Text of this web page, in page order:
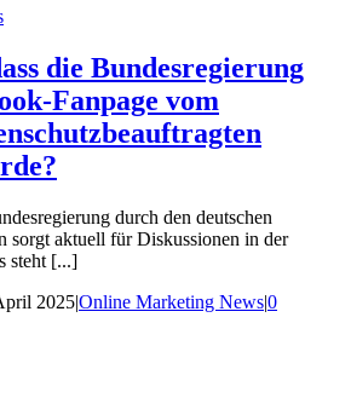
die Bundesregierung
Fanpage vom
durch den deutschen
sorgt aktuell für Diskussionen in der
steht [...]
2025|Online Marketing News|0